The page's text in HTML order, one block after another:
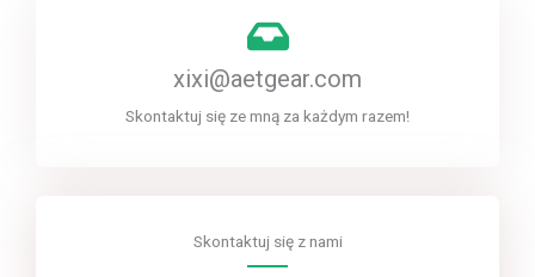
xixi@aetgear.com
Skontaktuj się ze mną za każdym razem!
Skontaktuj się z nami